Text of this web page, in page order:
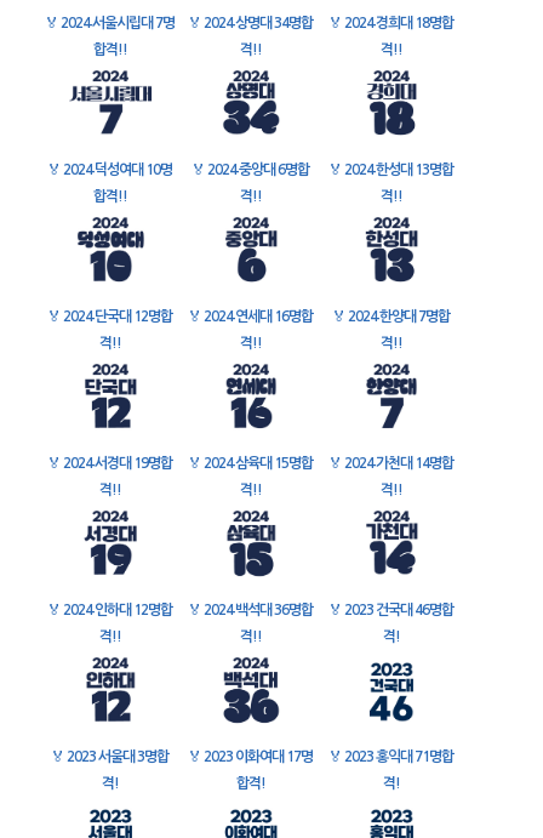
🏅 2024 서울시립대 7명
합격!!
🏅 2024 상명대 34명합
격!!
🏅 2024 경희대 18명합
격!!
🏅 2024 덕성여대 10명
합격!!
🏅 2024 중앙대 6명합
격!!
🏅 2024 한성대 13명합
격!!
🏅 2024 단국대 12명합
격!!
🏅 2024 연세대 16명합
격!!
🏅 2024 한양대 7명합
격!!
🏅 2024 서경대 19명합
격!!
🏅 2024 삼육대 15명합
격!!
🏅 2024 가천대 14명합
격!!
🏅 2024 인하대 12명합
격!!
🏅 2024 백석대 36명합
격!!
🏅 2023 건국대 46명합
격!
🏅 2023 서울대 3명합
격!
🏅 2023 이화여대 17명
합격!
🏅 2023 홍익대 71명합
격!